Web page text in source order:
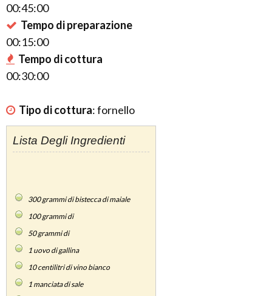
00:45:00
Tempo di preparazione
00:15:00
Tempo di cottura
00:30:00
Tipo di cottura:fornello
Lista Degli Ingredienti
300grammi di bistecca di maiale
100grammi di
50grammi di
1 uovo di gallina
10centilitri di vino bianco
1 manciata di sale